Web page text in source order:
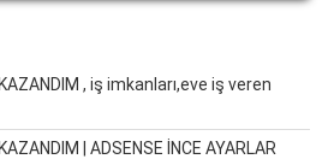
KAZANDIM , iş imkanları,eve iş veren
| ADSENSE İNCE AYARLAR